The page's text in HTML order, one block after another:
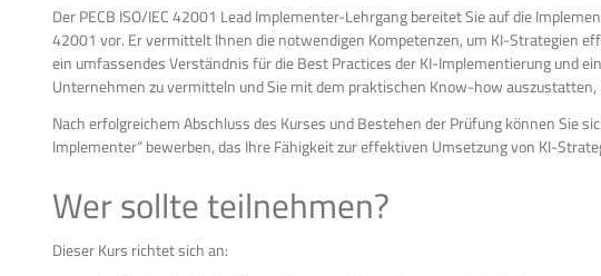
Der PECB ISO/IEC 42001 Lead Implementer-Lehrgang bereitet Sie auf die
42001 vor. Er vermittelt Ihnen die notwendigen Kompetenzen, um KI-Strategien
ein umfassendes Verständnis für die Best Practices der KI-Implementierung und
Unternehmen zu vermitteln und Sie mit dem praktischen Know-how
Nach erfolgreichem Abschluss des Kurses und Bestehen der Prüfung können Sie
Implementer“ bewerben, das Ihre Fähigkeit zur effektiven Umsetzung von KI-
Wer sollte teilnehmen?
Dieser Kurs richtet sich an: